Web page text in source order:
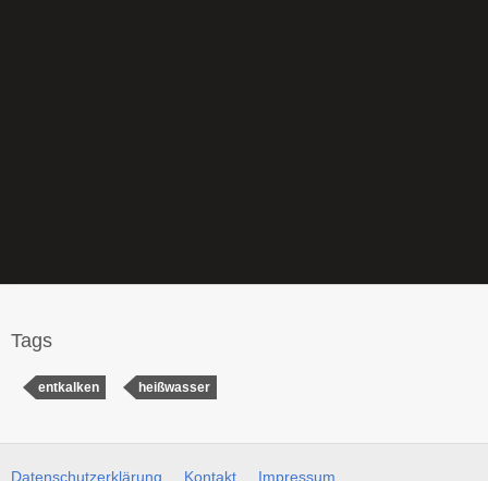
Tags
entkalken heißwasser
Datenschutzerklärung Kontakt Impressum